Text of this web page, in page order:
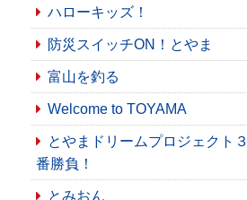
ハローキッズ！
防災スイッチON！とやま
富山を釣る
Welcome to TOYAMA
とやまドリームプロジェクト３
番勝負！
とみおん